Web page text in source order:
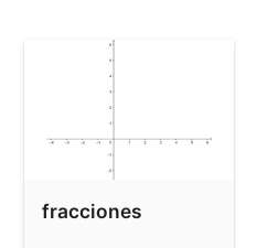
fracciones